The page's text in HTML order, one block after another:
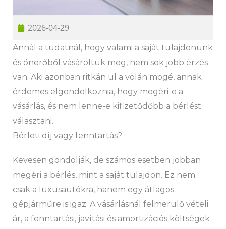
2026-04-29
Annál a tudatnál, hogy valami a saját tulajdonunk
és önerőből vásároltuk meg, nem sok jobb érzés
van. Aki azonban ritkán ül a volán mögé, annak
érdemes elgondolkoznia, hogy megéri-e a
vásárlás, és nem lenne-e kifizetődőbb a bérlést
választani.
Bérleti díj vagy fenntartás?
Kevesen gondolják, de számos esetben jobban
megéri a bérlés, mint a saját tulajdon. Ez nem
csak a luxusautókra, hanem egy átlagos
gépjárműre is igaz. A vásárlásnál felmerülő vételi
ár, a fenntartási, javítási és amortizációs költségek